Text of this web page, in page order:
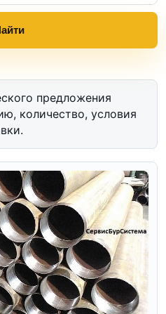
предложения
количество, условия